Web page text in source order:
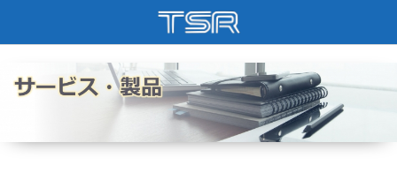
会社概要
トップからのご挨拶
インターンシップ
新卒・未経験者採用